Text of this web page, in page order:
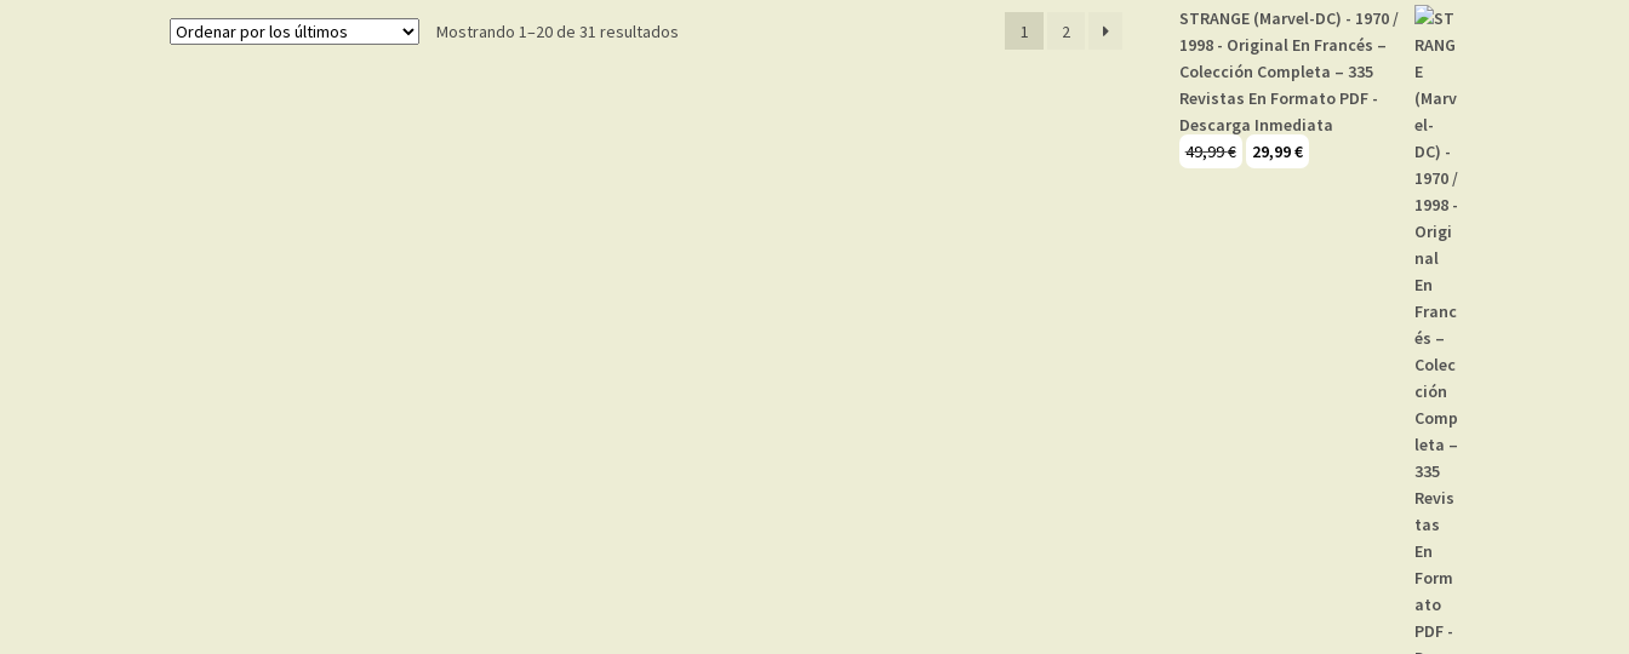
Mostrando 1–20 de 31 resultados 1 2
STRANGE (Marvel-DC) - 1970 /
1998 - Original En Francés –
Colección Completa – 335
Revistas En Formato PDF -
Descarga Inmediata
49,99€
El29,99€